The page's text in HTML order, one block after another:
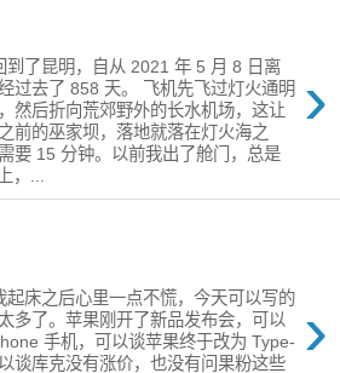
›
到了昆明，自从 2021 年 5 月 8 日离
过去了​ 858 天。 飞机先飞过灯火通明
然后折向​荒郊野外的长水机场，这让
前的巫家坝，落地就落在灯火海之
要​ 15 分钟。以前我出了舱门，总是
，...
›
起床之后心里一点不慌，​今天可以写的
多了。苹果刚开了新品发布会，可以
手机，可以谈苹果终于改为 Type-
谈库克没有涨价，也没有问果粉这些